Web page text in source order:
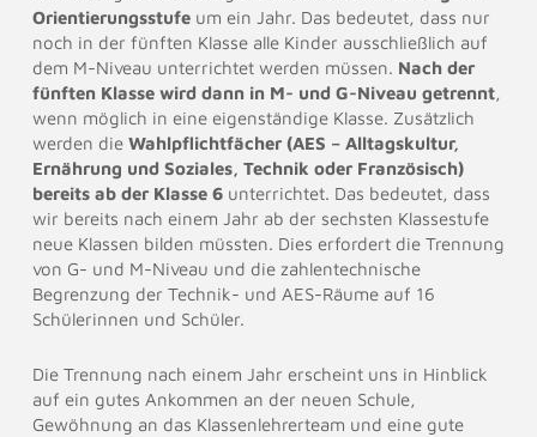
Orientierungsstufeum ein Jahr. Das bedeutet, dass nur
noch in der fünften Klasse alle Kinder ausschließlich auf
dem M-Niveau unterrichtet werden müssen. Nach der
fünften Klasse wird dann in M- und G-Niveau getrennt,
wenn möglich in eine eigenständige Klasse. Zusätzlich
werden die Wahlpflichtfächer (AES – Alltagskultur,
Ernährung und Soziales, Technik oder Französisch)
bereits ab der Klasse 6unterrichtet. Das bedeutet, dass
wir bereits nach einem Jahr ab der sechsten Klassestufe
neue Klassen bilden müssten. Dies erfordert die Trennung
von G- und M-Niveau und die zahlentechnische
Begrenzung der Technik- und AES-Räume auf 16
Schülerinnen und Schüler.
Die Trennung nach einem Jahr erscheint uns in Hinblick
auf ein gutes Ankommen an der neuen Schule,
Gewöhnung an das Klassenlehrerteam und eine gute